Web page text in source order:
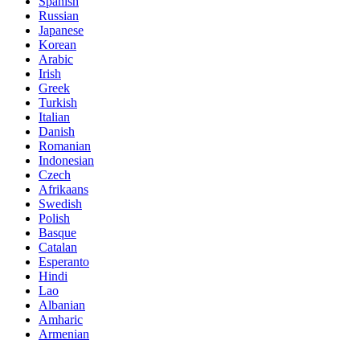
Russian
Japanese
Korean
Arabic
Irish
Greek
Turkish
Italian
Danish
Romanian
Indonesian
Czech
Afrikaans
Swedish
Polish
Basque
Catalan
Esperanto
Hindi
Lao
Albanian
Amharic
Armenian